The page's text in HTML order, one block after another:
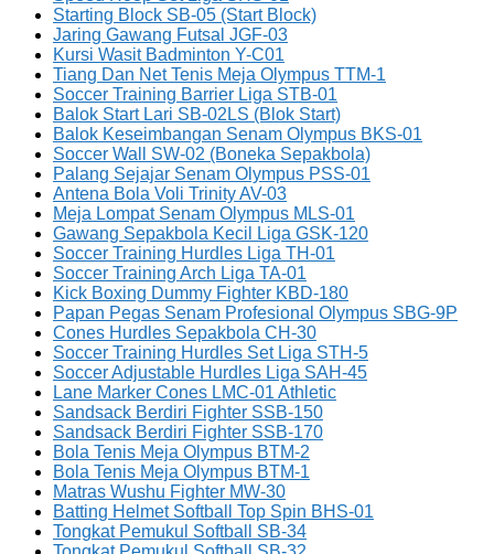
Starting Block SB-05 (Start Block)
Jaring Gawang Futsal JGF-03
Kursi Wasit Badminton Y-C01
Tiang Dan Net Tenis Meja Olympus TTM-1
Soccer Training Barrier Liga STB-01
Balok Start Lari SB-02LS (Blok Start)
Balok Keseimbangan Senam Olympus BKS-01
Soccer Wall SW-02 (Boneka Sepakbola)
Palang Sejajar Senam Olympus PSS-01
Antena Bola Voli Trinity AV-03
Meja Lompat Senam Olympus MLS-01
Gawang Sepakbola Kecil Liga GSK-120
Soccer Training Hurdles Liga TH-01
Soccer Training Arch Liga TA-01
Kick Boxing Dummy Fighter KBD-180
Papan Pegas Senam Profesional Olympus SBG-9P
Cones Hurdles Sepakbola CH-30
Soccer Training Hurdles Set Liga STH-5
Soccer Adjustable Hurdles Liga SAH-45
Lane Marker Cones LMC-01 Athletic
Sandsack Berdiri Fighter SSB-150
Sandsack Berdiri Fighter SSB-170
Bola Tenis Meja Olympus BTM-2
Bola Tenis Meja Olympus BTM-1
Matras Wushu Fighter MW-30
Batting Helmet Softball Top Spin BHS-01
Tongkat Pemukul Softball SB-34